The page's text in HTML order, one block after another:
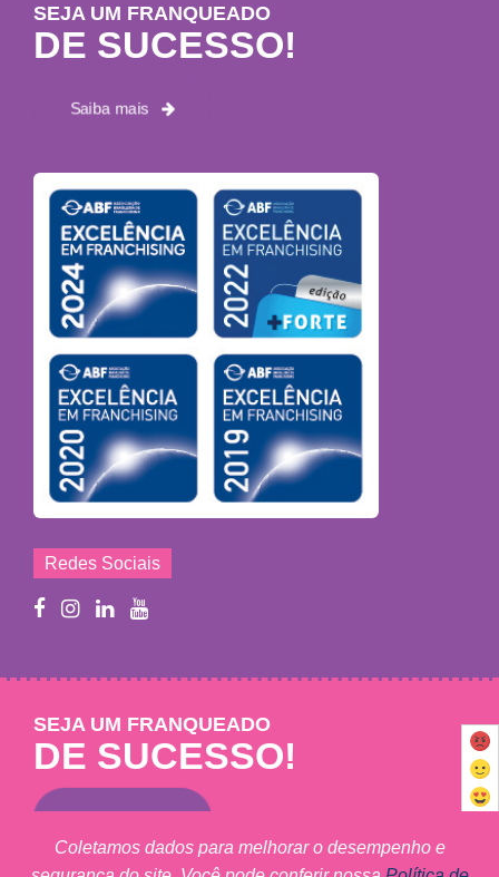
SEJA UM FRANQUEADO
DE SUCESSO!
Saiba mais
Redes Sociais
SEJA UM FRANQUEADO
DE SUCESSO!
Coletamos dados para melhorar o desempenho e